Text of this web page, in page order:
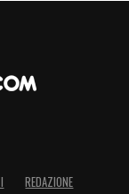
REDAZIONE